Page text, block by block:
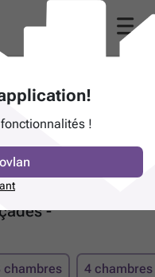
-
chambres 4 chambres
!